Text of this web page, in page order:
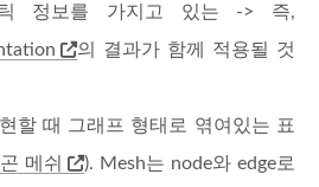
틱 정보를 가지고 있는 -> 즉,
의 결과가 함께 적용될 것
할 때 그래프 형태로 엮여있는 표
메쉬
). Mesh는 node와 edge로